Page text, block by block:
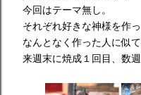
今回はテーマ無し。
それぞれ好きな神様を作
なんとなく作った人に似て
来週末に焼成１回目、数